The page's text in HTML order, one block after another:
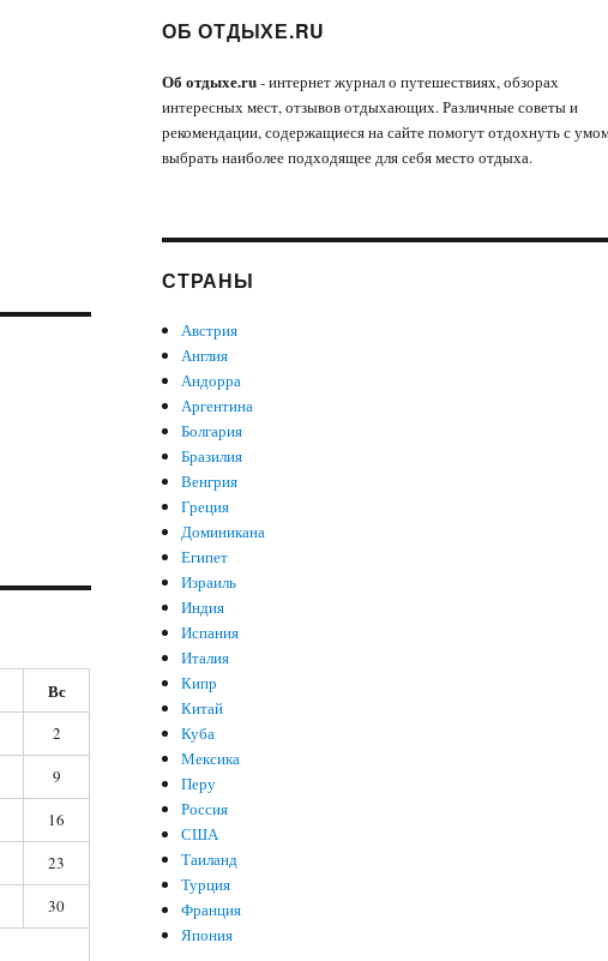
Вс
2
9
16
23
30
ОБ ОТДЫХЕ.RU
Об отдыхе.ru- интернет журнал о путешествиях, обзорах
интересных мест, отзывов отдыхающих. Различные советы и
рекомендации, содержащиеся на сайте помогут отдохнуть с
выбрать наиболее подходящее для себя место отдыха.
СТРАНЫ
Австрия
Англия
Андорра
Аргентина
Болгария
Бразилия
Венгрия
Греция
Доминикана
Египет
Израиль
Индия
Испания
Италия
Кипр
Китай
Куба
Мексика
Перу
Россия
США
Таиланд
Турция
Франция
Япония